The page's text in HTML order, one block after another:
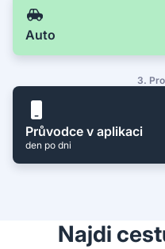
Auto
3.
Průvodce v aplikaci
den po dni
Najdi